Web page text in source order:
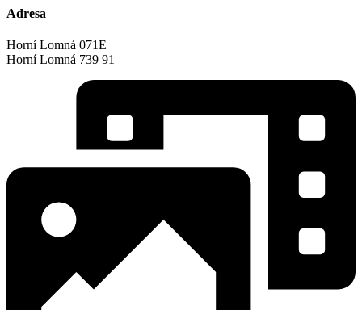
Adresa
Horní Lomná 071E
Horní Lomná 739 91